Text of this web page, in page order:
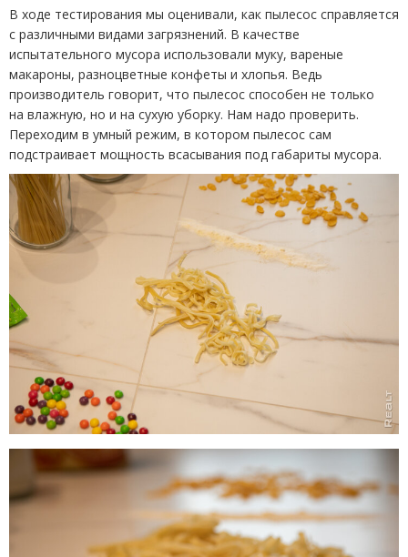
В ходе тестирования мы оценивали, как пылесос справляется
с различными видами загрязнений. В качестве
испытательного мусора использовали муку, вареные
макароны, разноцветные конфеты и хлопья. Ведь
производитель говорит, что пылесос способен не только
на влажную, но и на сухую уборку. Нам надо проверить.
Переходим в умный режим, в котором пылесос сам
подстраивает мощность всасывания под габариты мусора.